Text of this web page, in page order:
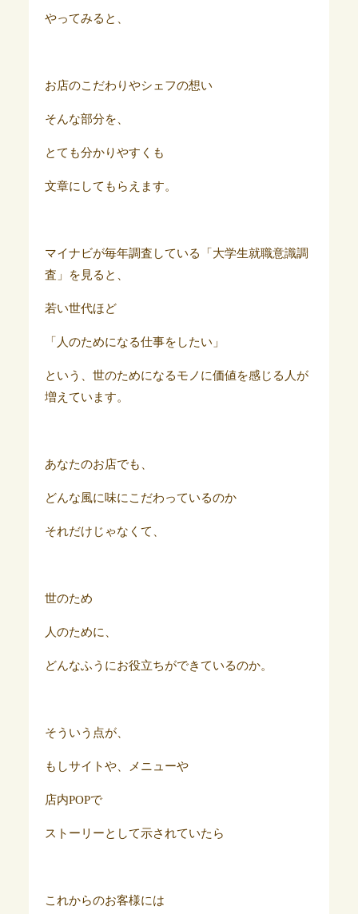
やってみると、
お店のこだわりやシェフの想い
そんな部分を、
とても分かりやすくも
文章にしてもらえます。
マイナビが毎年調査している「大学生就職意識調
査」を見ると、
若い世代ほど
「人のためになる仕事をしたい」
という、世のためになるモノに価値を感じる人が
増えています。
あなたのお店でも、
どんな風に味にこだわっているのか
それだけじゃなくて、
世のため
人のために、
どんなふうにお役立ちができているのか。
そういう点が、
もしサイトや、メニューや
店内POPで
ストーリーとして示されていたら
これからのお客様には